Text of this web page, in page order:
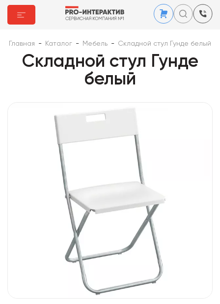
Главная - Каталог - Мебель - Складной стул Гунде белый
Складной стул Гунде
белый